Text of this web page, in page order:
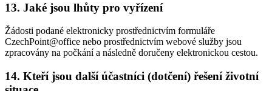
13. Jaké jsou lhůty pro vyřízení
Žádosti podané elektronicky prostřednictvím formuláře
CzechPoint@office nebo prostřednictvím webové služby jsou
zpracovány na počkání a následně doručeny elektronickou cestou.
14. Kteří jsou další účastníci (dotčení) řešení životní